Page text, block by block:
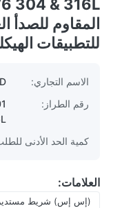
للتطبيقات
الاسم التجاري:
LTD
رقم الطراز:
كمية الحد الأدنى للطلب:100
العلامات:
(إس إس) شريط مستدير,بار 304 إس إس,عصا فولاذية